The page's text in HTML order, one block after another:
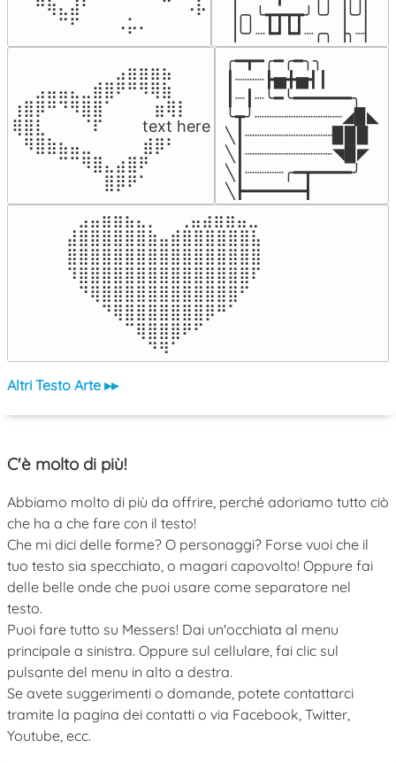
⠀⠀⠛⢷⣄⣼⠃⠀⠀⠀⠀⠀⠀⠉⠀⠠⡧
⠀⠀⠀⠀⠉⠋⠀⠀⠀⠠⡥⠄⠀⠀⠀⠀⠀
▕╭╮╰┳┳┳┳╯╰╯▕╰╯▏
▕╰╯┈┗┛┗┛┈╭╮▕╮┈▏
⠀⠀⠀⠀⠀⠀⠀⠀⠀⣠⣶⣶⣶⣦⠀⠀
⠀⠀⣠⣤⣤⣄⣀⣾⣿⠟⠛⠻⢿⣷⠀
⢰⣿⡿⠛⠙⠻⣿⣿⠁⠀⠀ ⠀⣶⢿⡇
⢿⣿⣇⠀⠀⠀⠈⠏⠀⠀⠀ text here
⠀⠻⣿⣷⣦⣤⣀⠀⠀⠀ ⠀⣾⡿⠃⠀
⠀⠀⠀⠀⠉⠉⠻⣿⣄⣴⣿⠟⠀⠀⠀
⠀⠀⠀⠀⠀⠀⠀⠀⣿⡿⠟⠁⠀⠀⠀
╭━┳━╭━╭━╮╮
┃┈┈┈┣▅╋▅┫┃
┃┈┃┈╰━╰━━━━━━╮
╰┳╯┈┈┈┈┈┈┈┈┈◢▉◣
╲┃┈┈┈┈┈┈┈┈┈▉▉▉
╲┃┈┈┈┈┈┈┈┈┈◥▉◤
╲┃┈┈┈┈╭━┳━━━━╯
╲┣━━━━━━┫﻿
⠀⣠⣤⣶⣶⣦⣄⡀  ⠀⢀⣤⣴⣶⣶⣤⣀⠀
⣼⣿⣿⣿⣿⣿⣿⣷⣤⣾⣿⣿⣿⣿⣿⣿⣧
⣿⣿⣿⣿⣿⣿⣿⣿⣿⣿⣿⣿⣿⣿⣿⣿⣿
⠹⣿⣿⣿⣿⣿⣿⣿⣿⣿⣿⣿⣿⣿⣿⣿⠏
⠀⠙⢿⣿⣿⣿⣿⣿⣿⣿⣿⣿⣿⣿⣿⠋⠀
⠀⠀⠀⠙⢿⣿⣿⣿⣿⣿⣿⣿⡿⠛⠁⠀⠀
⠀⠀⠀⠀⠀⠉⢿⣿⣿⣿⠟⠋⠀⠀⠀⠀⠀
⠀⠀⠀⠀⠀⠀⠀⠙⠻⠁⠀⠀⠀⠀⠀⠀⠀⠀⠀⠀⠀⠀⠀
Altri Testo Arte ▸▸
C'è molto di più!
Abbiamo molto di più da offrire, perché adoriamo tutto ciò
che ha a che fare con il testo!
Che mi dici delle forme? O personaggi? Forse vuoi che il
tuo testo sia specchiato, o magari capovolto! Oppure fai
delle belle onde che puoi usare come separatore nel
testo.
Puoi fare tutto su Messers! Dai un'occhiata al menu
principale a sinistra. Oppure sul cellulare, fai clic sul
pulsante del menu in alto a destra.
Se avete suggerimenti o domande, potete contattarci
tramite la pagina dei contatti o via Facebook, Twitter,
Youtube, ecc.